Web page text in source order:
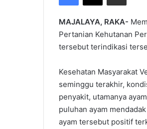
MAJALAYA, RAKA-
Pertanian Kehutanan
tersebut terindikasi
Kesehatan Masyarakat
seminggu terakhir,
penyakit, utamanya
puluhan ayam
ayam tersebut positif